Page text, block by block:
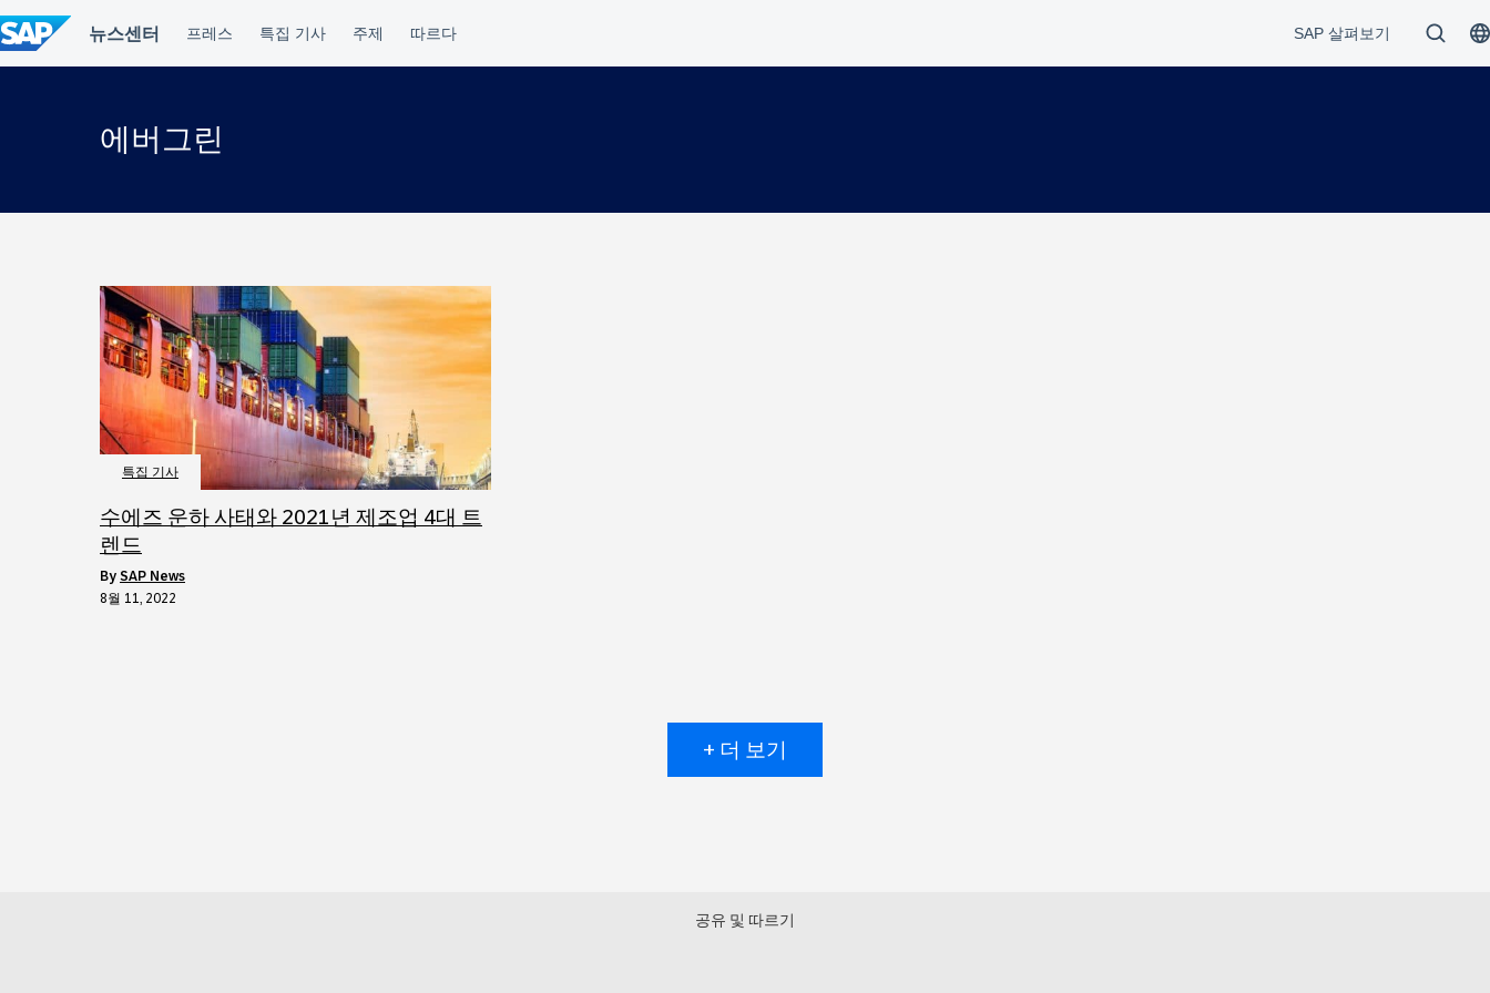
텐
츠
건
에버그린
특집 기사
수에즈 운하 사태와 2021년 제조업 4대 트
렌드
by SAP News
8월 11, 2022
+ 더 보기
공유 및 따르기